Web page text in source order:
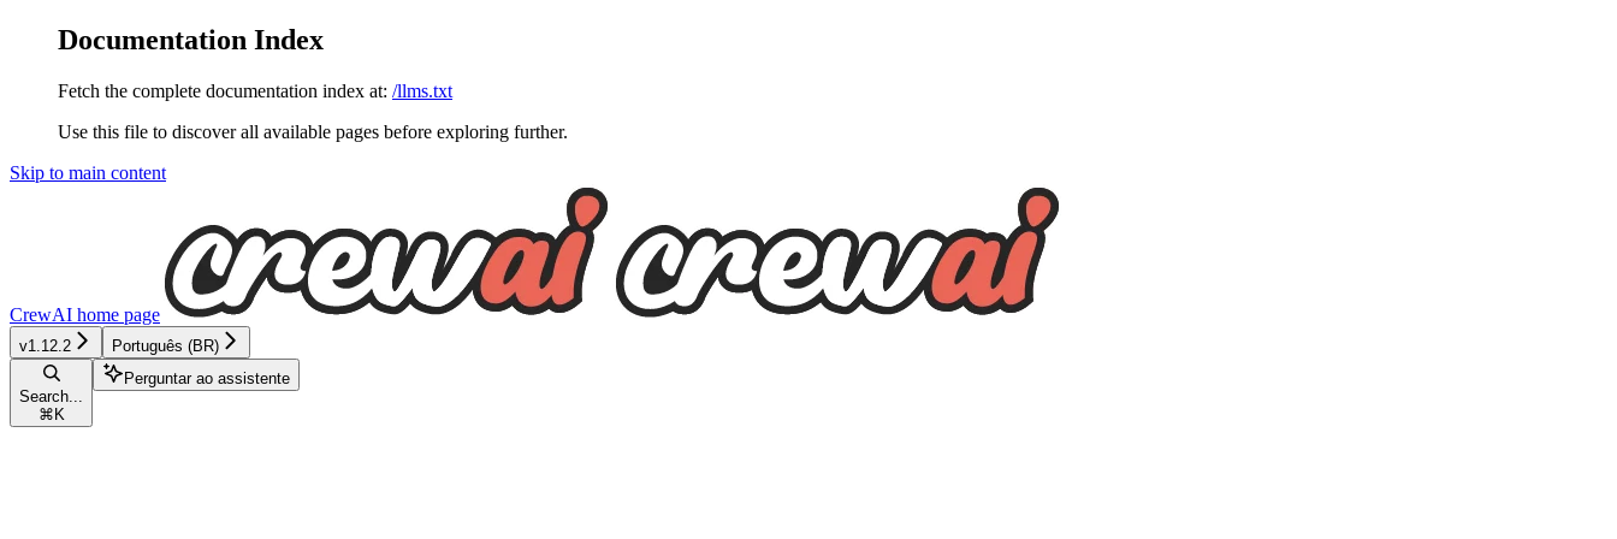
Documentation Index
Fetch the complete documentation index at: /llms.txt
Use this file to discover all available pages before exploring further.
Skip to main content
CrewAI home page
v1.12.2 Português (BR)
Search...
⌘ K
Perguntar ao assistente